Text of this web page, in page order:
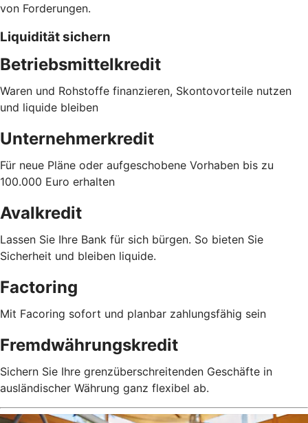
von Forderungen.
Liquidität sichern
Betriebsmittelkredit
Waren und Rohstoffe finanzieren, Skontovorteile nutzen
und liquide bleiben
Unternehmerkredit
Für neue Pläne oder aufgeschobene Vorhaben bis zu
100.000 Euro erhalten
Avalkredit
Lassen Sie Ihre Bank für sich bürgen. So bieten Sie
Sicherheit und bleiben liquide.
Factoring
Mit Facoring sofort und planbar zahlungsfähig sein
Fremdwährungskredit
Sichern Sie Ihre grenzüberschreitenden Geschäfte in
ausländischer Währung ganz flexibel ab.